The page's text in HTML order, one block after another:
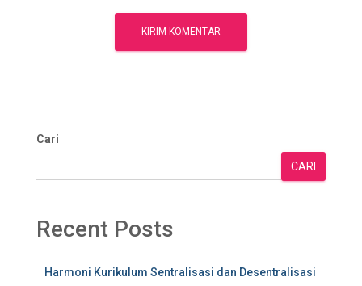
Cari
CARI
Recent Posts
Harmoni Kurikulum Sentralisasi dan Desentralisasi